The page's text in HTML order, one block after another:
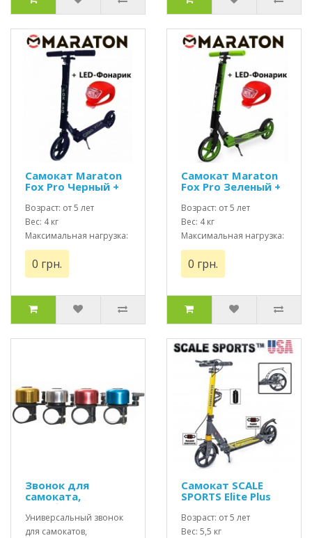
Самокат Maraton
Fox Pro Черный +
Led фонарик
Возраст: от 5 лет
Вес: 4 кг
Максимальная нагрузка:
до 100 кг
0 грн.
Самокат Maraton
Fox Pro Зеленый +
Возраст: от 5 лет
Вес: 4 кг
Максимальная нагрузка:
до 100 кг
0 грн.
Звонок для
самоката,
велобега и
велосипеда
Универсальный звонок
для самокатов,
Самокат SCALE
SPORTS Elite Plus
желтый 2021
Возраст: от 5 лет
Вес: 5,5 кг